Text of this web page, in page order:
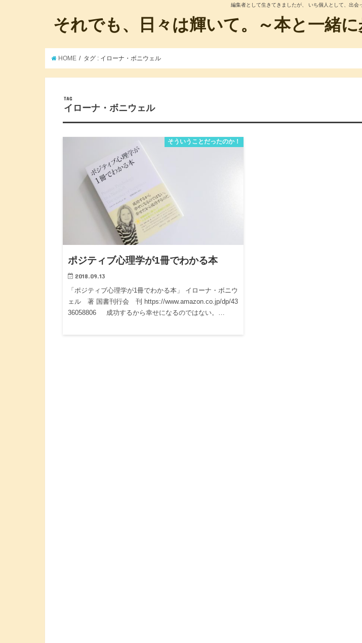
編集者として生きてきましたが、 いち個人として、出会
それでも、日々は輝いて。～本と一緒に
HOME タグ : イローナ・ボニウェル
TAG
イローナ・ボニウェル
そういうことだったのか！
ポジティブ心理学が1冊でわかる本
2018.09.13
「ポジティブ心理学が1冊でわかる本」 イローナ・ボニウ
ェル 著 国書刊行会 刊 https://www.amazon.co.jp/dp/43
36058806 成功するから幸せになるのではない。…